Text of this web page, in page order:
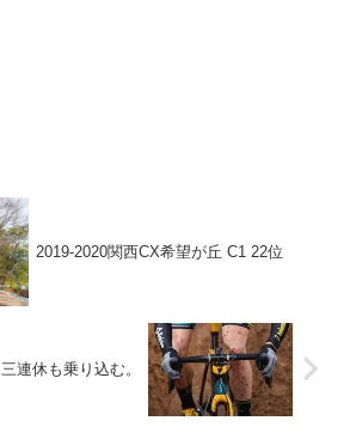
2019-2020関西CX希望が丘 C1 22位
三連休も乗り込む。